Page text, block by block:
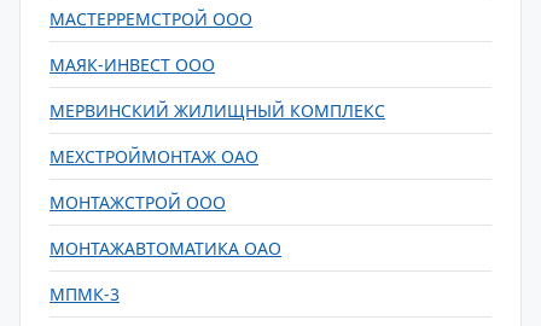
МАСТЕРРЕМСТРОЙ ООО
МАЯК-ИНВЕСТ ООО
МЕРВИНСКИЙ ЖИЛИЩНЫЙ КОМПЛЕКС
МЕХСТРОЙМОНТАЖ ОАО
МОНТАЖСТРОЙ ООО
МОНТАЖАВТОМАТИКА ОАО
МПМК-3